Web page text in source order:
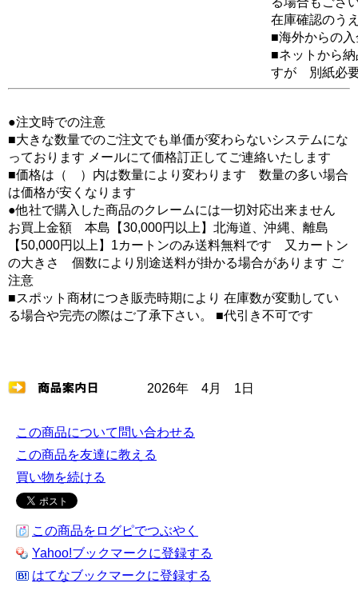
在庫確認のう
■海外からの
■ネットから
すが 別紙必
●注文時での注意
■大きな数量でのご注文でも単価が変わらないシステムにな
っております メールにて価格訂正してご連絡いたします
■価格は（ ）内は数量により変わります 数量の多い場合
は価格が安くなります
●他社で購入した商品のクレームには一切対応出来ません
お買上金額 本島【30,000円以上】北海道、沖縄、離島
【50,000円以上】1カートンのみ送料無料です 又カートン
の大きさ 個数により別途送料が掛かる場合があります ご
注意
■スポット商材につき販売時期により 在庫数が変動してい
る場合や完売の際はご了承下さい。 ■代引き不可です
2026年 4月 1日
この商品について問い合わせる
この商品を友達に教える
買い物を続ける
この商品をログピでつぶやく
Yahoo!ブックマークに登録する
はてなブックマークに登録する